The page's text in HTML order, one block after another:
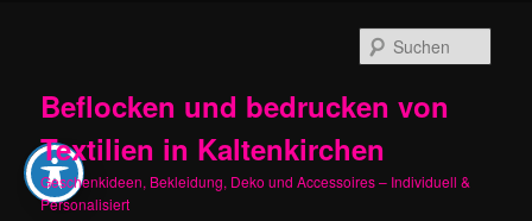
Beflocken und bedrucken von
Textilien in Kaltenkirchen
Geschenkideen, Bekleidung, Deko und Accessoires – Individuell &
Personalisiert